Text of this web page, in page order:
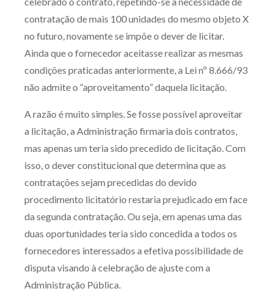
contratação de mais 100 unidades do mesmo objeto X
no futuro, novamente se impõe o dever de licitar.
Ainda que o fornecedor aceitasse realizar as mesmas
condições praticadas anteriormente, a Lei nº 8.666/93
não admite o “aproveitamento” daquela licitação.
A razão é muito simples. Se fosse possível aproveitar
a licitação, a Administração firmaria dois contratos,
mas apenas um teria sido precedido de licitação. Com
isso, o dever constitucional que determina que as
contratações sejam precedidas do devido
procedimento licitatório restaria prejudicado em face
da segunda contratação. Ou seja, em apenas uma das
duas oportunidades teria sido concedida a todos os
fornecedores interessados a efetiva possibilidade de
disputa visando à celebração de ajuste com a
Administração Pública.